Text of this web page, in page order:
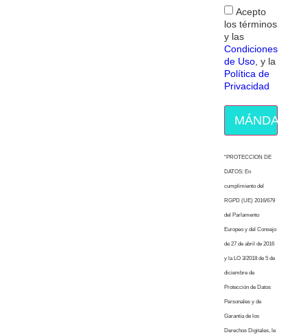
Acepto
los términos
y las
Condiciones
de Uso, y la
Política de
Privacidad
MÁNDAME
“PROTECCION DE
DATOS: En
cumplimiento del
RGPD (UE) 2016/679
del Parlamento
Europeo y del Consejo
de 27 de abril de 2016
y la LO 3/2018 de 5 de
diciembre de
Protección de Datos
Personales y de
Garantía de los
Derechos Digitales, le